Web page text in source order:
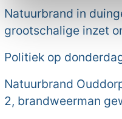
Natuurbrand in
grootschalige inzet
Politiek op
Natuurbrand
2, brandweerman